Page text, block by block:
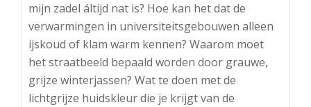
mijn zadel áltijd nat is? Hoe kan het dat de
verwarmingen in universiteitsgebouwen alleen
ijskoud of klam warm kennen? Waarom moet
het straatbeeld bepaald worden door grauwe,
grijze winterjassen? Wat te doen met de
lichtgrijze huidskleur die je krijgt van de